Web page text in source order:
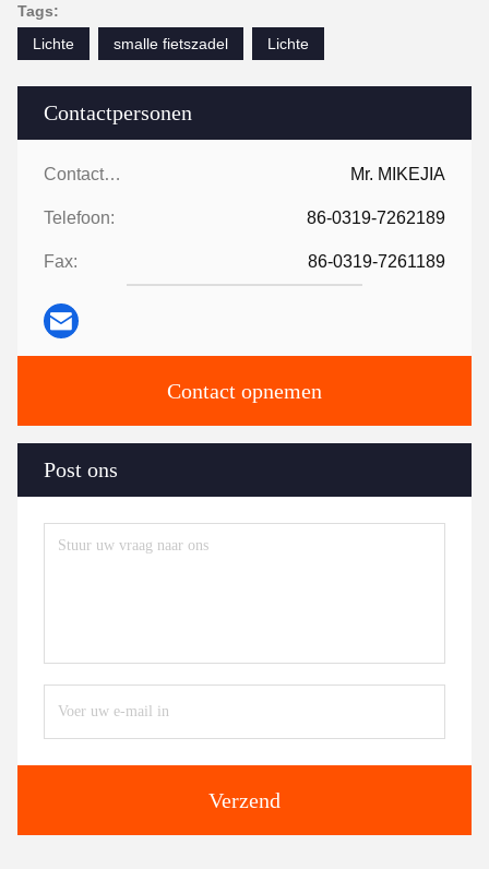
Contactpersonen
Contactpersonen: Mr. MIKEJIA
Telefoon: 86-0319-7262189
Fax: 86-0319-7261189
Contact opnemen
Post ons
Verzend
Tags:
Lichte
smalle fietszadel Lichte